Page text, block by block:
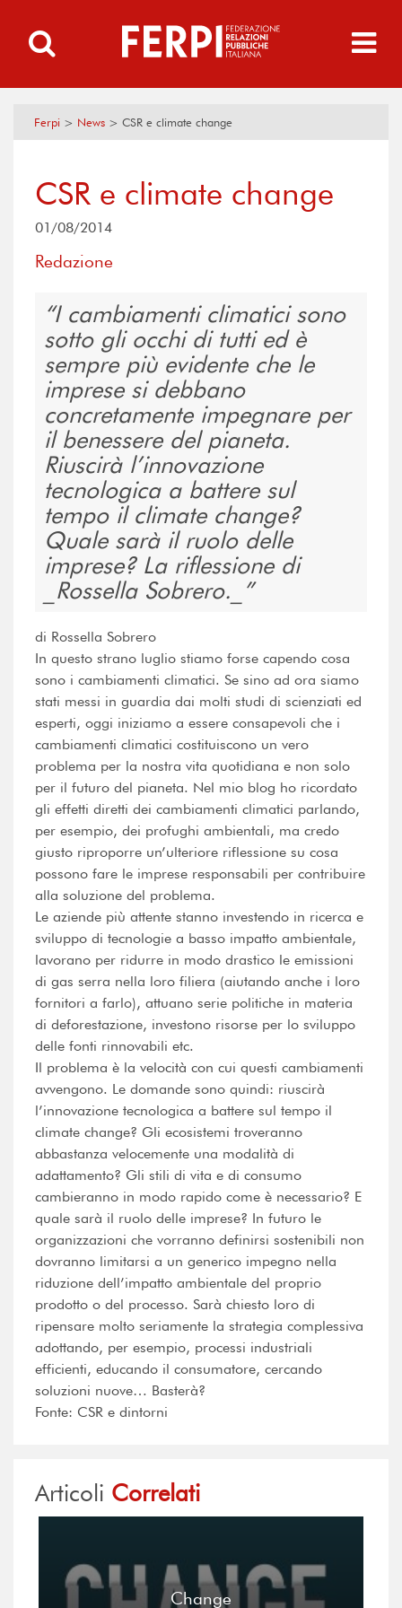
Ferpi > News > CSR e climate change
CSR e climate change
01/08/2014
Redazione
I cambiamenti climatici sono
sotto gli occhi di tutti ed è
sempre più evidente che le
imprese si debbano
concretamente impegnare per
il benessere del pianeta.
Riuscirà l’innovazione
tecnologica a battere sul
tempo il climate change?
Quale sarà il ruolo delle
imprese? La riflessione di
_Rossella Sobrero._
di Rossella Sobrero
In questo strano luglio stiamo forse capendo cosa
sono i cambiamenti climatici. Se sino ad ora siamo
stati messi in guardia dai molti studi di scienziati ed
esperti, oggi iniziamo a essere consapevoli che i
cambiamenti climatici costituiscono un vero
problema per la nostra vita quotidiana e non solo
per il futuro del pianeta. Nel mio blog ho ricordato
gli effetti diretti dei cambiamenti climatici parlando,
per esempio, dei profughi ambientali, ma credo
giusto riproporre un’ulteriore riflessione su cosa
possono fare le imprese responsabili per contribuire
alla soluzione del problema.
Le aziende più attente stanno investendo in ricerca e
sviluppo di tecnologie a basso impatto ambientale,
lavorano per ridurre in modo drastico le emissioni
di gas serra nella loro filiera (aiutando anche i loro
fornitori a farlo), attuano serie politiche in materia
di deforestazione, investono risorse per lo sviluppo
delle fonti rinnovabili etc.
Il problema è la velocità con cui questi cambiamenti
avvengono. Le domande sono quindi: riuscirà
l’innovazione tecnologica a battere sul tempo il
climate change? Gli ecosistemi troveranno
abbastanza velocemente una modalità di
adattamento? Gli stili di vita e di consumo
cambieranno in modo rapido come è necessario? E
quale sarà il ruolo delle imprese? In futuro le
organizzazioni che vorranno definirsi sostenibili non
dovranno limitarsi a un generico impegno nella
riduzione dell’impatto ambientale del proprio
prodotto o del processo. Sarà chiesto loro di
ripensare molto seriamente la strategia complessiva
adottando, per esempio, processi industriali
efficienti, educando il consumatore, cercando
soluzioni nuove… Basterà?
Fonte: CSR e dintorni
Articoli Correlati
Change